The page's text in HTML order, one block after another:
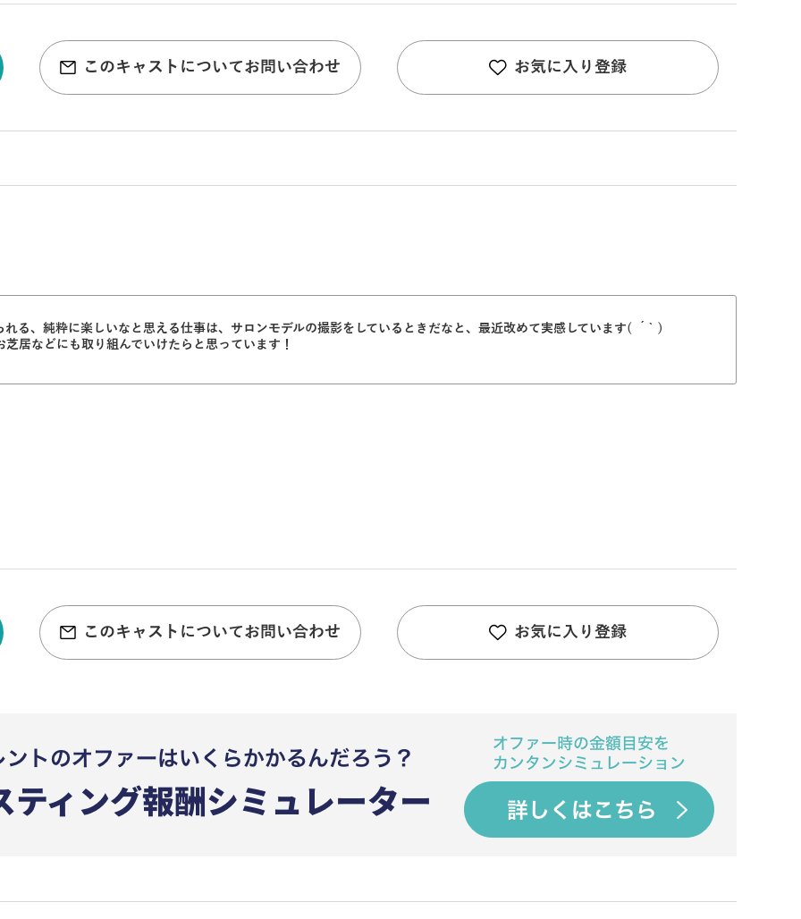
このキャストについてお問い合わせ お気に入り登録
る、純粋に楽しいなと思える仕事は、サロンモデルの撮影をしているときだなと、最近改めて実感しています( ´` )
居などにも取り組んでいけたらと思っています！
このキャストについてお問い合わせ お気に入り登録